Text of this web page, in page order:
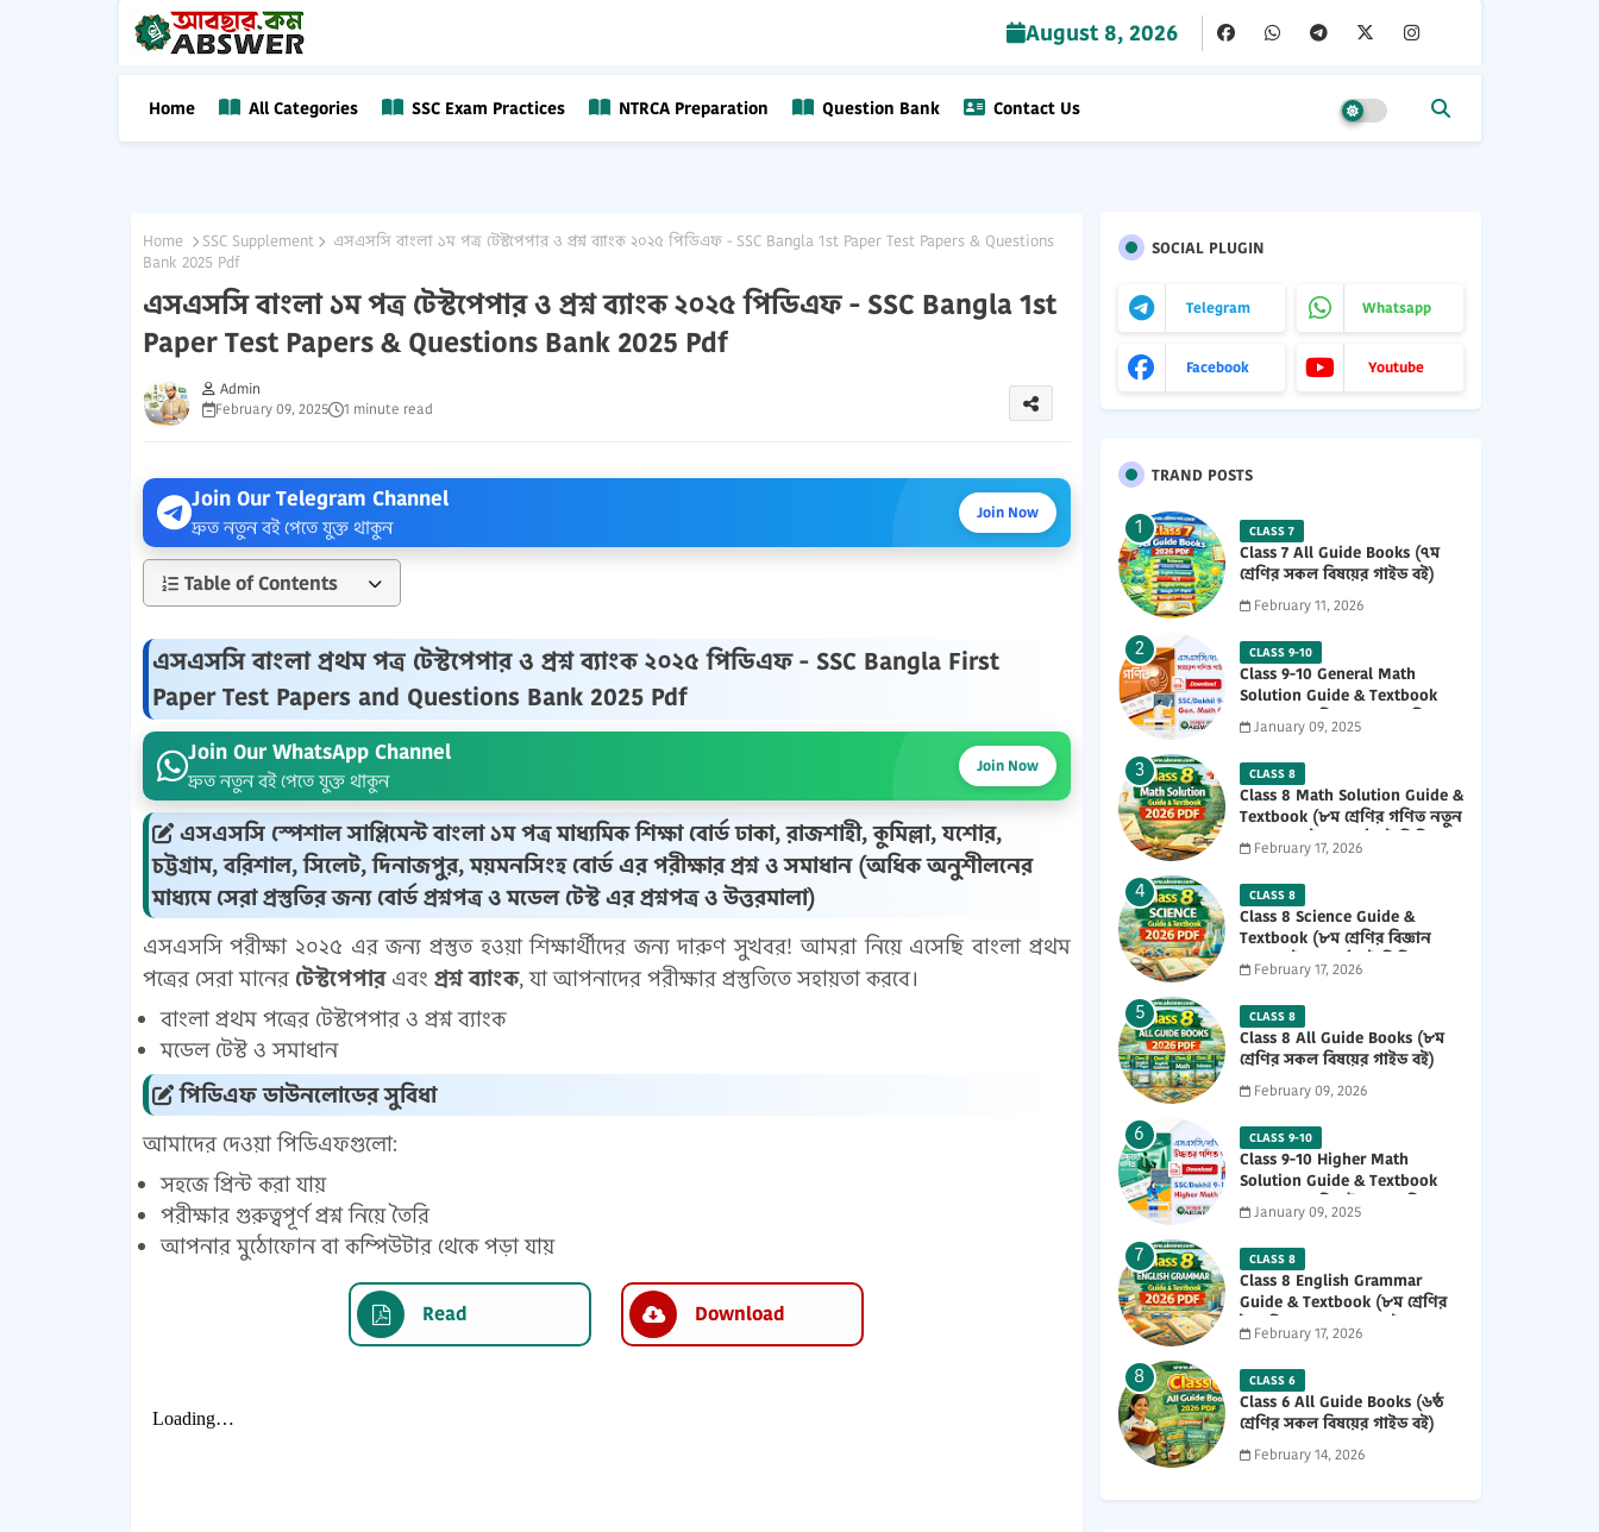
August 8, 2026
Home All Categories SSC Exam Practices NTRCA Preparation Question Bank Contact Us
Home SSC Supplement
এসএসসি বাংলা ১ম পত্র টেস্টপেপার ও প্রশ্ন ব্যাংক ২০২৫ পিডিএফ - SSC Bangla 1st Paper Test Papers & Questions
Bank 2025 Pdf
এসএসসি বাংলা ১ম পত্র টেস্টপেপার ও প্রশ্ন ব্যাংক ২০২৫ পিডিএফ - SSC Bangla 1st
Paper Test Papers & Questions Bank 2025 Pdf
Admin
February 09, 2025
1 minute read
Join Our Telegram Channel
দ্রুত নতুন বই পেতে যুক্ত থাকুন
Join Now
Table of Contents
এসএসসি বাংলা প্রথম পত্র টেস্টপেপার ও প্রশ্ন ব্যাংক ২০২৫ পিডিএফ - SSC Bangla First
Paper Test Papers and Questions Bank 2025 Pdf
Join Our WhatsApp Channel
দ্রুত নতুন বই পেতে যুক্ত থাকুন
Join Now
এসএসসি স্পেশাল সাপ্লিমেন্ট বাংলা ১ম পত্র মাধ্যমিক শিক্ষা বোর্ড ঢাকা, রাজশাহী, কুমিল্লা, যশোর,
চট্টগ্রাম, বরিশাল, সিলেট, দিনাজপুর, ময়মনসিংহ বোর্ড এর পরীক্ষার প্রশ্ন ও সমাধান (অধিক অনুশীলনের
মাধ্যমে সেরা প্রস্তুতির জন্য বোর্ড প্রশ্নপত্র ও মডেল টেস্ট এর প্রশ্নপত্র ও উত্তরমালা)
এসএসসি পরীক্ষা ২০২৫ এর জন্য প্রস্তুত হওয়া শিক্ষার্থীদের জন্য দারুণ সুখবর! আমরা নিয়ে এসেছি বাংলা প্রথম
পত্রের সেরা মানেরটেস্টপেপারএবং প্রশ্ন ব্যাংক, যা আপনাদের পরীক্ষার প্রস্তুতিতে সহায়তা করবে।
বাংলা প্রথম পত্রের টেস্টপেপার ও প্রশ্ন ব্যাংক
মডেল টেস্ট ও সমাধান
পিডিএফ ডাউনলোডের সুবিধা
আমাদের দেওয়া পিডিএফগুলো:
সহজে প্রিন্ট করা যায়
পরীক্ষার গুরুত্বপূর্ণ প্রশ্ন নিয়ে তৈরি
আপনার মুঠোফোন বা কম্পিউটার থেকে পড়া যায়
Read Download
SOCIAL PLUGIN
Telegram Whatsapp
Facebook Youtube
TRAND POSTS
CLASS 7
Class 7 All Guide Books (৭ম
শ্রেণির সকল বিষয়ের গাইড বই)
2026 PDF
February 11, 2026
CLASS 9-10
Class 9-10 General Math
Solution Guide & Textbook
(৯ম-১০ম শ্রেণির সাধারণ গণিত
সমাধান গাইড) 2025 PDF
January 09, 2025
CLASS 8
Class 8 Math Solution Guide &
Textbook (৮ম শ্রেণির গণিত নতুন
সমাধান গাইড ও পাঠ্যবই পিডিএফ)
2026 PDF
February 17, 2026
CLASS 8
Class 8 Science Guide &
Textbook (৮ম শ্রেণির বিজ্ঞান
নতুন গাইড ও পাঠ্যবই পিডিএফ)
2026 PDF
February 17, 2026
CLASS 8
Class 8 All Guide Books (৮ম
শ্রেণির সকল বিষয়ের গাইড বই)
2026 PDF
February 09, 2026
CLASS 9-10
Class 9-10 Higher Math
Solution Guide & Textbook
(৯ম-১০ম শ্রেণির উচ্চতর গণিত
সমাধান গাইড) 2025 PDF
January 09, 2025
CLASS 8
Class 8 English Grammar
Guide & Textbook (৮ম শ্রেণির
ইংরেজি ২য় পত্র নতুন গাইড ও
পাঠ্যবই পিডিএফ) 2026 PDF
February 17, 2026
CLASS 6
Class 6 All Guide Books (৬ষ্ঠ
শ্রেণির সকল বিষয়ের গাইড বই)
2026 PDF
February 14, 2026